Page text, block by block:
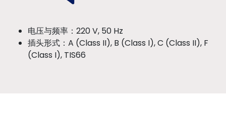
电压与频率：220 V, 50 Hz
插头形式：A (Class II), B (Class I), C (Class II), F
(Class I), TIS66